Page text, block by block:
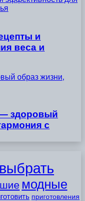
и
веса и
образ жизни,
здоровый
с
выбрать
модные
приготовления